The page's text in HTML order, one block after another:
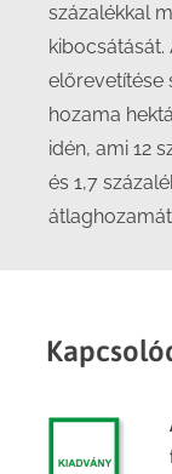
százalékkal
előrevetítése
hozama
idén, ami 12
és 1,7